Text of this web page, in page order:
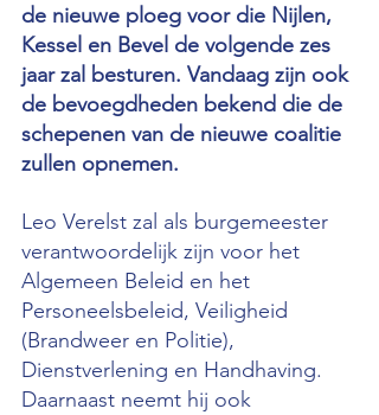
de nieuwe ploeg voor die Nijlen,
Kessel en Bevel de volgende zes
jaar zal besturen. Vandaag zijn ook
de bevoegdheden bekend die de
schepenen van de nieuwe coalitie
zullen opnemen.
Leo Verelst zal als burgemeester
verantwoordelijk zijn voor het
Algemeen Beleid en het
Personeelsbeleid, Veiligheid
(Brandweer en Politie),
Dienstverlening en Handhaving.
Daarnaast neemt hij ook